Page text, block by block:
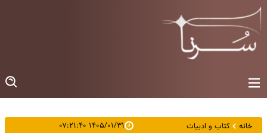
خانه کتاب و ادبیات ۱۴۰۵/۰۱/۳۱ ۰۷:۲۱:۴۰